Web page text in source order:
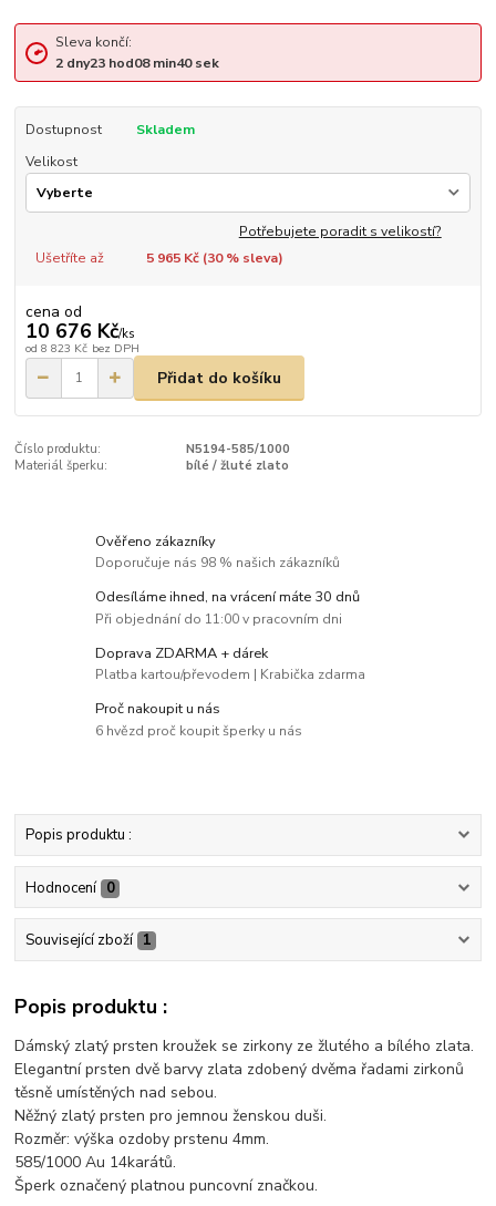
Sleva končí:
2 dny23hod08min40sek
Dostupnost
Skladem
Velikost
Potřebujete poradit s velikostí?
Ušetříte až
5 965 Kč (30% sleva)
cena od
10 676 Kč/ks
od 8 823 Kč bez DPH
Přidat do košíku
Číslo produktu:
N5194-585/1000
Materiál šperku:
bílé / žluté zlato
Ověřeno zákazníky
Doporučuje nás 98 % našich zákazníků
Odesíláme ihned, na vrácení máte 30 dnů
Při objednání do 11:00 v pracovním dni
Doprava ZDARMA + dárek
Platba kartou/převodem | Krabička zdarma
Proč nakoupit u nás
6 hvězd proč koupit šperky u nás
Popis produktu :
Hodnocení 0
Související zboží 1
Popis produktu :
Dámský zlatý prsten kroužek se zirkony ze žlutého a bílého zlata.
Elegantní prsten dvě barvy zlata zdobený dvěma řadami zirkonů
těsně umístěných nad sebou.
Něžný zlatý prsten pro jemnou ženskou duši.
Rozměr: výška ozdoby prstenu 4mm.
585/1000 Au 14karátů.
Šperk označený platnou puncovní značkou.